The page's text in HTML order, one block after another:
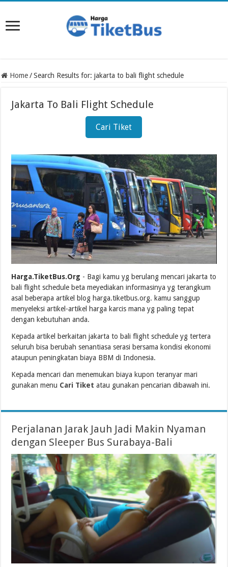
Home / Search Results for: jakarta to bali flight schedule
Jakarta To Bali Flight Schedule
Cari Tiket
Harga.TiketBus.Org - Bagi kamu yg berulang mencari jakarta to
bali flight schedule beta meyediakan informasinya yg terangkum
asal beberapa artikel blog harga.tiketbus.org. kamu sanggup
menyeleksi artikel-artikel harga karcis mana yg paling tepat
dengan kebutuhan anda.
Kepada artikel berkaitan jakarta to bali flight schedule yg tertera
seluruh bisa berubah senantiasa serasi bersama kondisi ekonomi
ataupun peningkatan biaya BBM di Indonesia.
Kepada mencari dan menemukan biaya kupon teranyar mari
gunakan menu Cari Tiket atau gunakan pencarian dibawah ini.
Perjalanan Jarak Jauh Jadi Makin Nyaman
dengan Sleeper Bus Surabaya-Bali